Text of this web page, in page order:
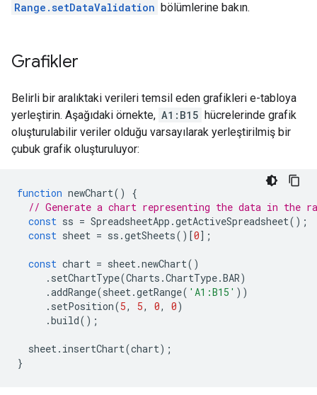
Range.setDataValidation bölümlerine bakın.
Grafikler
Belirli bir aralıktaki verileri temsil eden grafikleri e-tabloya
yerleştirin. Aşağıdaki örnekte, A1:B15 hücrelerinde grafik
oluşturulabilir veriler olduğu varsayılarak yerleştirilmiş bir
çubuk grafik oluşturuluyor:
function newChart()
{
// Generate a chart representing the data in the
const ss = SpreadsheetApp .getActiveSpreadsheet();
const sheet = ss .getSheets()[0];
const chart = sheet.newChart()
. setChartType(Charts .ChartType.BAR)
.addRange(sheet.getRange( 'A1:B15' ))
. setPosition(5, 5, 0, 0)
.build();
sheet. insertChart(chart);
}